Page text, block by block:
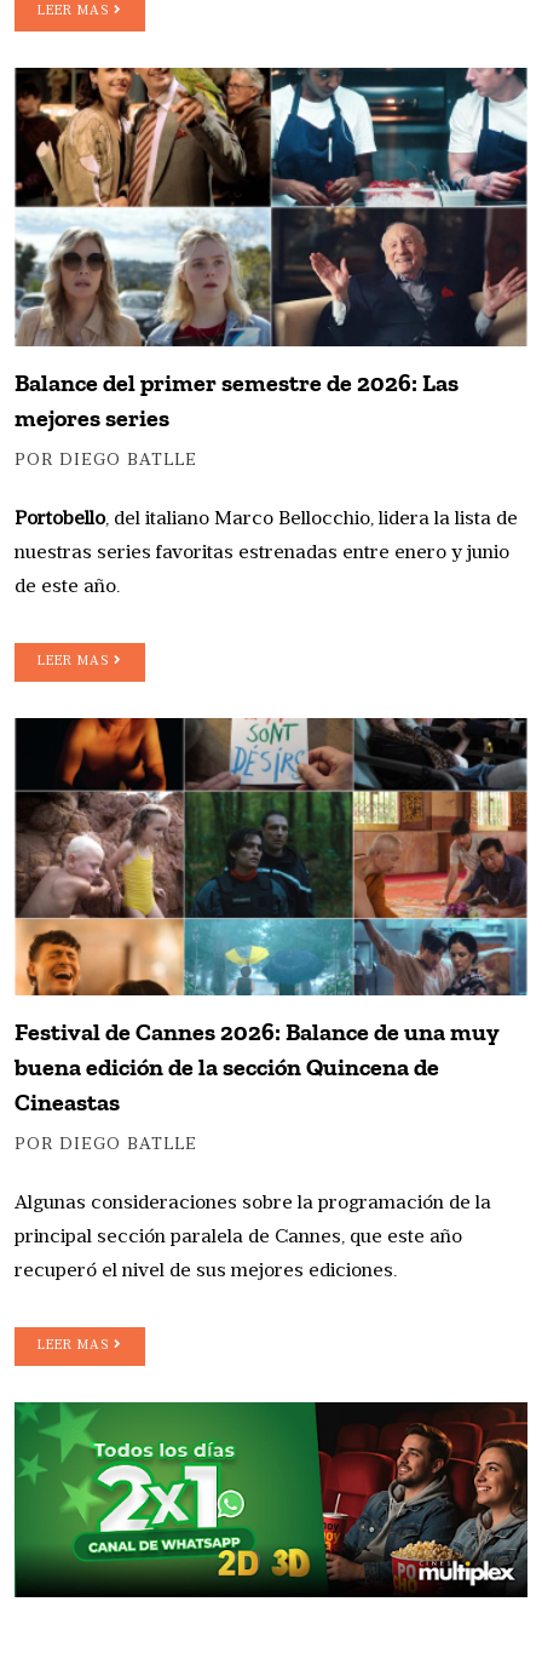
LEER MAS
Balance del primer semestre de 2026: Las
mejores series
POR DIEGO BATLLE
Portobello, del italiano Marco Bellocchio, lidera la lista de
nuestras series favoritas estrenadas entre enero y junio
de este año.
LEER MAS
Festival de Cannes 2026: Balance de una muy
buena edición de la sección Quincena de
Cineastas
POR DIEGO BATLLE
Algunas consideraciones sobre la programación de la
principal sección paralela de Cannes, que este año
recuperó el nivel de sus mejores ediciones.
LEER MAS